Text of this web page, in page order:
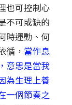
也可控制心
不可或缺的
時運動、何
循， 當作息
意思是當我
為生理上養
一個節奏之